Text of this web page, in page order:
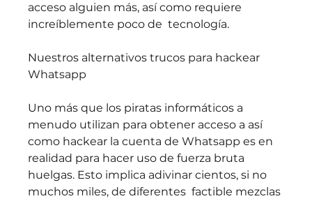
acceso alguien más, así como requiere
increíblemente poco de  tecnología.
Nuestros alternativos trucos para hackear
Whatsapp
Uno más que los piratas informáticos a
menudo utilizan para obtener acceso a así
como hackear la cuenta de Whatsapp es en
realidad para hacer uso de fuerza bruta
huelgas. Esto implica adivinar cientos, si no
muchos miles, de diferentes  factible mezclas